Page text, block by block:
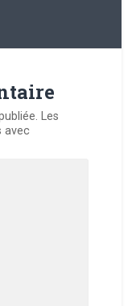
Les
avec